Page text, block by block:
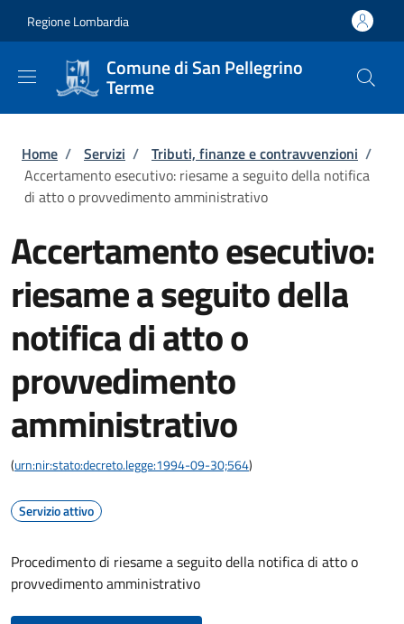
Regione Lombardia
Comune di San Pellegrino
Terme
Briciole di pane
Home / Servizi / Tributi, finanze e contravvenzioni /
Accertamento esecutivo: riesame a seguito della notifica
di atto o provvedimento amministrativo
Accertamento esecutivo:
riesame a seguito della
notifica di atto o
provvedimento
amministrativo
(urn:nir:stato:decreto.legge:1994-09-30;564)
Servizio attivo
Procedimento di riesame a seguito della notifica di atto o
provvedimento amministrativo